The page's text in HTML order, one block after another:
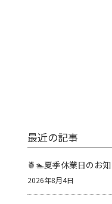
最近の記事
🍍🏊夏季休業日のお
2026年8月4日